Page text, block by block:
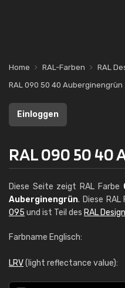
Home RAL-Farben RAL
RAL 090 50 40 Auberginengrün
Einloggen
RAL 090 50
Diese Seite zeigt RAL Farbe
Auberginengrün. Diese
095 und ist Teil des RAL Design
Farbname Englisch:
LRV(light reflectance value):